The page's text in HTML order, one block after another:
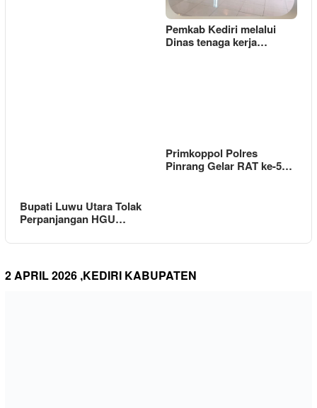
Pemkab Kediri melalui
Dinas tenaga kerja…
Bupati Luwu Utara Tolak
Perpanjangan HGU…
Primkoppol Polres
Pinrang Gelar RAT ke-5…
2 APRIL 2026 ,KEDIRI KABUPATEN